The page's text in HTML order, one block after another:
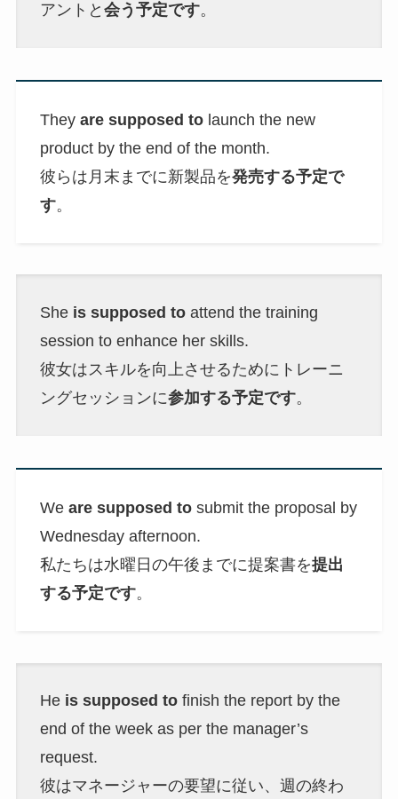
アントと 会う予定です。
They are supposed tolaunch the new
product by the end of the month.
彼らは月末までに新製品を発売する予定で
す。
Sheis supposed toattend the training
session to enhance her skills.
彼女はスキルを向上させるためにトレーニ
ングセッションに参加する予定です。
We are supposed to submit the proposal by
Wednesday afternoon.
私たちは水曜日の午後までに提案書を提出
する予定です。
He is supposed tofinish the report by the
end of the week as per the manager’s
request.
彼はマネージャーの要望に従い、週の終わ